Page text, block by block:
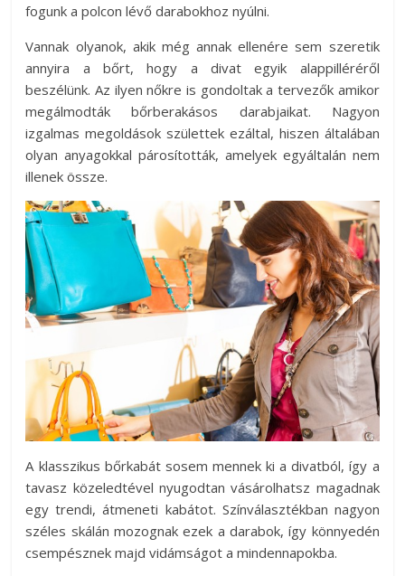
fogunk a polcon lévő darabokhoz nyúlni.
Vannak olyanok, akik még annak ellenére sem szeretik
annyira a bőrt, hogy a divat egyik alappilléréről
beszélünk. Az ilyen nőkre is gondoltak a tervezők amikor
megálmodták bőrberakásos darabjaikat. Nagyon
izgalmas megoldások születtek ezáltal, hiszen általában
olyan anyagokkal párosították, amelyek egyáltalán nem
illenek össze.
A klasszikus bőrkabát sosem mennek ki a divatból, így a
tavasz közeledtével nyugodtan vásárolhatsz magadnak
egy trendi, átmeneti kabátot. Színválasztékban nagyon
széles skálán mozognak ezek a darabok, így könnyedén
csempésznek majd vidámságot a mindennapokba.